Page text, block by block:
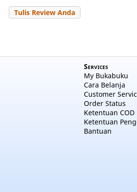
Tulis Review Anda
Services
My Bukabuku
Cara Belanja
Customer
Order Status
Ketentuan COD
Ketentuan
Bantuan